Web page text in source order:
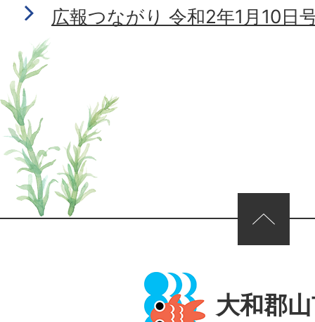
広報つながり 令和2年1月10日
ページの先頭へ
大和郡